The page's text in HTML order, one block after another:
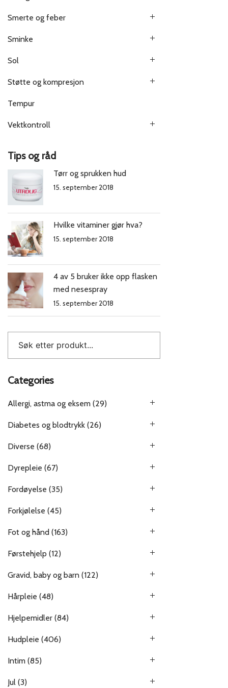
Smerte og feber
Sminke
Sol
Støtte og kompresjon
Tempur
Vektkontroll
Tips og råd
Tørr og sprukken hud
15. september 2018
Hvilke vitaminer gjør hva?
15. september 2018
4 av 5 bruker ikke opp flasken
med nesespray
15. september 2018
Categories
Allergi, astma og eksem (29)
Diabetes og blodtrykk (26)
Diverse (68)
Dyrepleie (67)
Fordøyelse (35)
Forkjølelse (45)
Fot og hånd (163)
Førstehjelp (12)
Gravid, baby og barn (122)
Hårpleie (48)
Hjelpemidler (84)
Hudpleie (406)
Intim (85)
Jul (3)